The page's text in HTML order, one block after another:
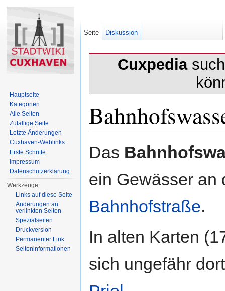
Cuxpedia
Das
ein Gewässer an
Bahnhofstraße.
In alten Karten
sich ungefähr
Seite Diskussion
Hauptseite
Kategorien
Alle Seiten
Zufällige Seite
Letzte Änderungen
Cuxhaven-Weblinks
Erste Schritte
Impressum
Datenschutzerklärung
Werkzeuge
Links auf diese Seite
Änderungen an
verlinkten Seiten
Spezialseiten
Druckversion
Permanenter Link
Seiten­informationen